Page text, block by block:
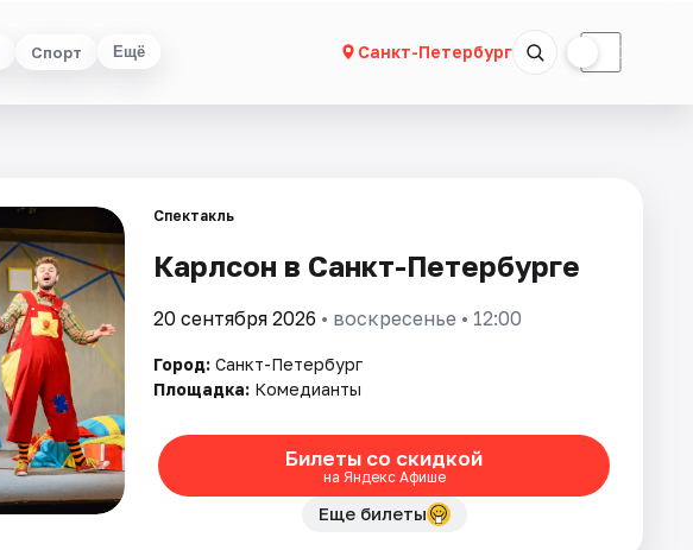
Спорт Ещё Санкт-Петербург ☾
Спектакль
Карлсон в Санкт-Петербурге
20 сентября 2026 • воскресенье • 12:00
Город: Санкт-Петербург
Площадка: Комедианты
Билеты со скидкой
на Яндекс Афише
Еще билеты